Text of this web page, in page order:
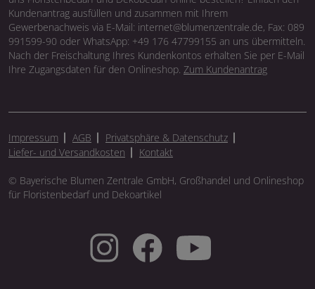
Kundenantrag ausfüllen und zusammen mit Ihrem
Gewerbenachweis via E-Mail: internet@blumenzentrale.de, Fax: 089
991599-90 oder WhatsApp: +49 176 47799155 an uns übermitteln.
Nach der Freischaltung Ihres Kundenkontos erhalten Sie per E-Mail
Ihre Zugangsdaten für den Onlineshop. Zum Kundenantrag
Impressum AGB
Privatsphäre & Datenschutz
Liefer- und Versandkosten
Kontakt
© Bayerische Blumen Zentrale GmbH, Großhandel und Onlineshop
für Floristenbedarf und Dekoartikel